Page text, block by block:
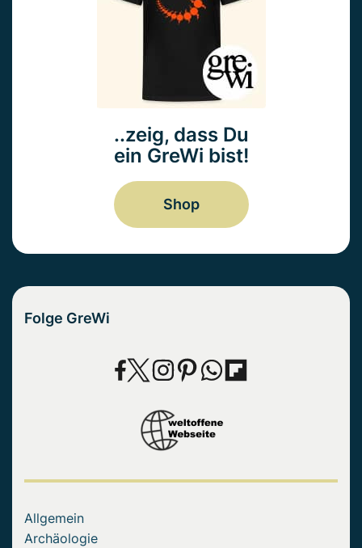
..zeig, dass Du
ein GreWi bist!
Shop
Folge GreWi
Allgemein
Archäologie